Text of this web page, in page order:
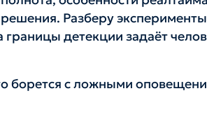
Разберу
детекции задаёт
борется с ложными